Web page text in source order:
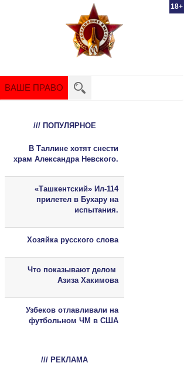
18+
ВАШЕ ПРАВО
/// ПОПУЛЯРНОЕ
В Таллине хотят снести
храм Александра Невского.
«Ташкентский» Ил-114
прилетел в Бухару на
испытания.
Хозяйка русского слова
Что показывают делом
Азиза Хакимова
Узбеков отлавливали на
футбольном ЧМ в США
/// РЕКЛАМА